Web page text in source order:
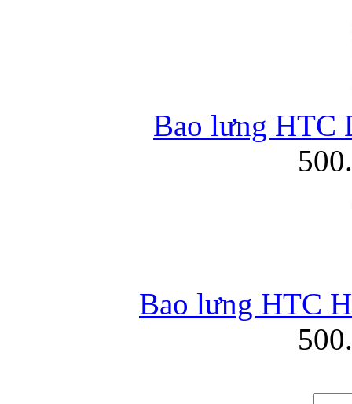
Bao lưng HTC
Bao lưng HTC